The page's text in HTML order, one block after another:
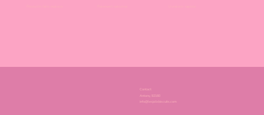
Contact
info@lesjolisbiscuits.com
Antony, 92160